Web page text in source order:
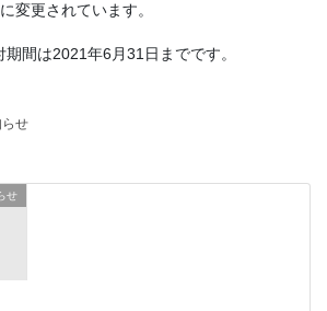
変更されています。
間は2021年6月31日までです。
らせ
せ